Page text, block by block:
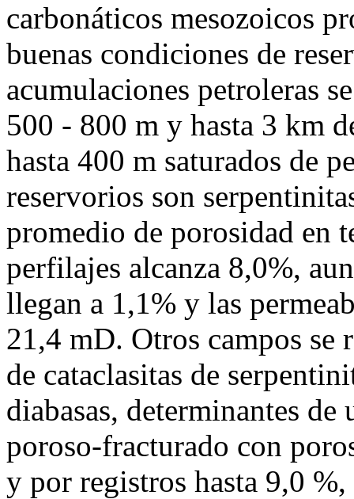
carbonáticos mesozoicos
buenas condiciones de
acumulaciones petroleras
500 - 800 m y hasta 3 km
hasta 400 m saturados de
reservorios son
promedio de porosidad en
perfilajes alcanza 8,0%,
llegan a 1,1% y las
21,4 mD. Otros campos se
de cataclasitas de
diabasas, determinantes
poroso-fracturado con
y por registros hasta 9,0